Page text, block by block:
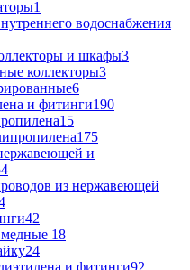
1
водоснабжения
и шкафы3
коллекторы3
6
и фитинги190
15
175
и
из нержавеющей
42
18
24